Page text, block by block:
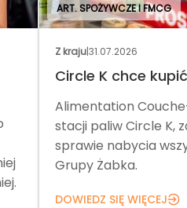
ART. SPOŻYWCZE I FMCG
Z kraju|31.07.2026
Circle K chce
Alimentation
stacji paliw Circle K,
sprawie nabycia
Grupy Żabka.
DOWIEDZ SIĘ WIĘCEJ